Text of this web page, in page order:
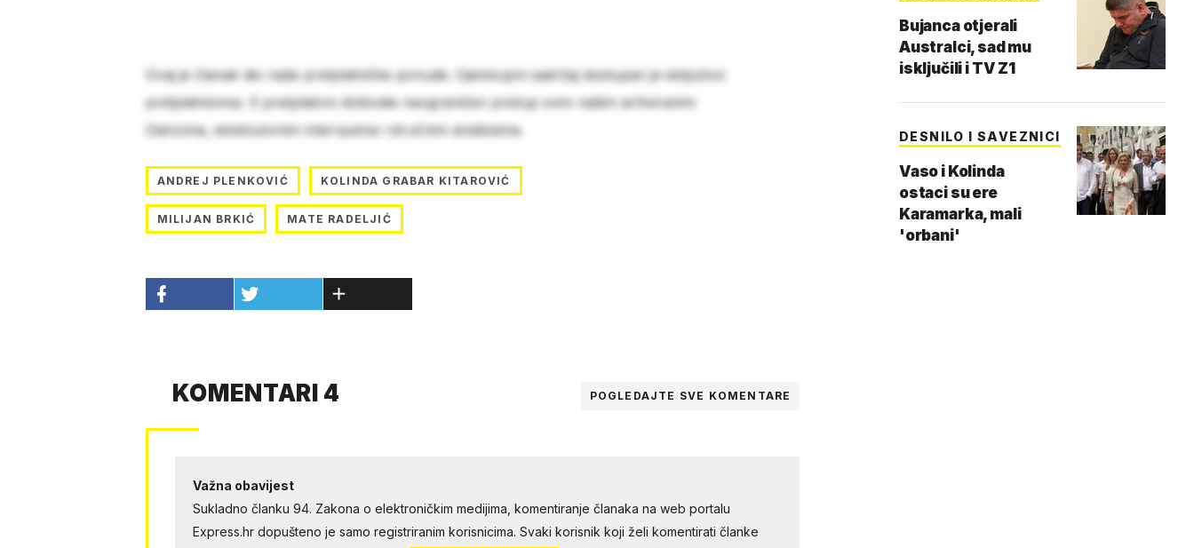
Ovaj je članak dio naše pretplatničke ponude. Cjelokupni sadržaj dostupan je isključivo
pretplatnicima. S pretplatom dobivate neograničen pristup svim našim arhiviranim
člancima, ekskluzivnim intervjuima i stručnim analizama.
ANDREJ PLENKOVIĆ KOLINDA GRABAR KITAROVIĆ
MILIJAN BRKIĆ MATE RADELJIĆ
KOMENTARI 4 POGLEDAJTE SVE KOMENTARE
Važna obavijest
Sukladno članku 94. Zakona o elektroničkim medijima, komentiranje članaka na web portalu
Express.hr dopušteno je samo registriranim korisnicima. Svaki korisnik koji želi komentirati članke
Bujanca otjerali
Australci, sad mu
isključili i TV Z1
DESNILO I SAVEZNICI
Vaso i Kolinda
ostaci su ere
Karamarka, mali
'orbani'